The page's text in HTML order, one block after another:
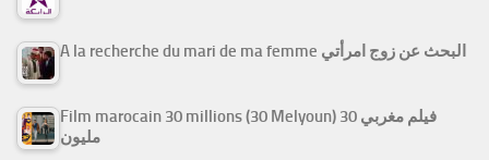
A la recherche du mari de ma femme البحث عن زوج امرأتي
Film marocain 30 millions (30 Melyoun) فيلم مغربي 30
مليون